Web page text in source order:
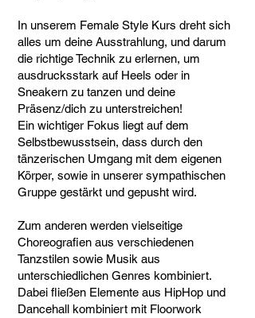
In unserem Female Style Kurs dreht sich
alles um deine Ausstrahlung, und darum
die richtige Technik zu erlernen, um
ausdrucksstark auf Heels oder in
Sneakern zu tanzen und deine
Präsenz/dich zu unterstreichen!
Ein wichtiger Fokus liegt auf dem
Selbstbewusstsein, dass durch den
tänzerischen Umgang mit dem eigenen
Körper, sowie in unserer sympathischen
Gruppe gestärkt und gepusht wird.
Zum anderen werden vielseitige
Choreografien aus verschiedenen
Tanzstilen sowie Musik aus
unterschiedlichen Genres kombiniert.
Dabei fließen Elemente aus HipHop und
Dancehall kombiniert mit Floorwork